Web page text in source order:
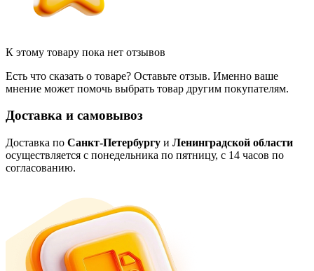
К этому товару пока нет отзывов
Есть что сказать о товаре? Оставьте отзыв. Именно ваше
мнение может помочь выбрать товар другим покупателям.
Доставка и самовывоз
Доставка по Санкт-Петербургу и Ленинградской области
осуществляется с понедельника по пятницу, с 14 часов по
согласованию.